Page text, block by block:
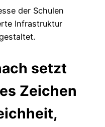
der Schulen
Infrastruktur
setzt
Zeichen